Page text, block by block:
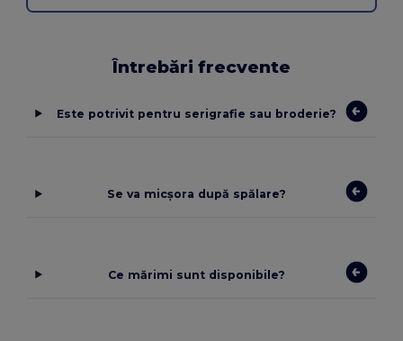
Întrebări frecvente
Este potrivit pentru serigrafie sau broderie?
Se va micșora după spălare?
Ce mărimi sunt disponibile?